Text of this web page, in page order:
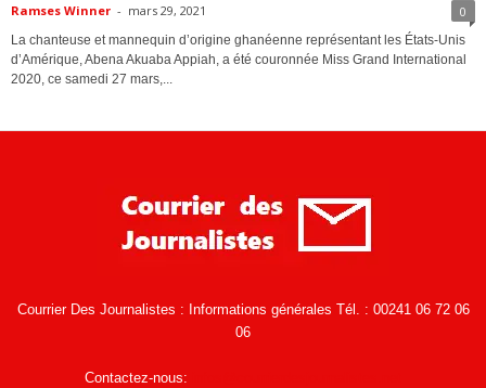
Ramses Winner - mars 29, 2021 0
La chanteuse et mannequin d’origine ghanéenne représentant les États-Unis
d’Amérique, Abena Akuaba Appiah, a été couronnée Miss Grand International
2020, ce samedi 27 mars,...
Courrier Des Journalistes : Informations générales Tél. : 00241 06 72 06
06
Contactez-nous: